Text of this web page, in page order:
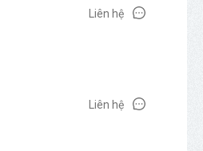
Liên hệ
Liên hệ